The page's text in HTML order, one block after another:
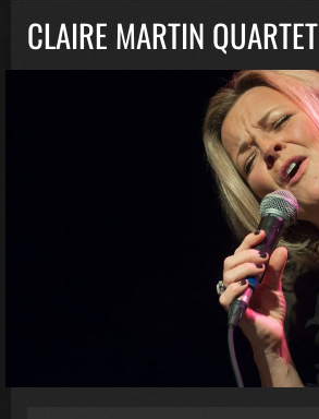
CLAIRE MARTIN QUARTET